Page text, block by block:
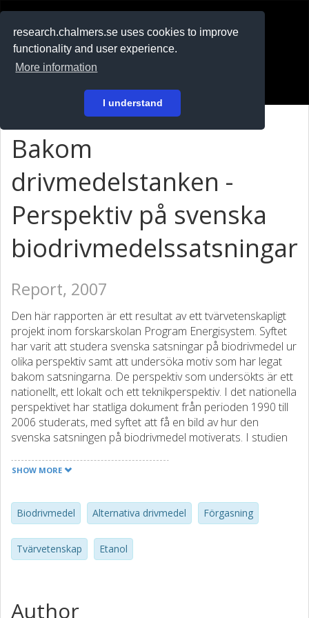
research.chalmers.se uses cookies to improve
functionality and user experience.
More information
I understand
På svenska
Bakom
drivmedelstanken -
Perspektiv på svenska
biodrivmedelssatsningar
Report, 2007
Den här rapporten är ett resultat av ett tvärvetenskapligt
projekt inom forskarskolan Program Energisystem. Syftet
har varit att studera svenska satsningar på biodrivmedel ur
olika perspektiv samt att undersöka motiv som har legat
bakom satsningarna. De perspektiv som undersökts är ett
nationellt, ett lokalt och ett teknikperspektiv. I det nationella
perspektivet har statliga dokument från perioden 1990 till
2006 studerats, med syftet att få en bild av hur den
svenska satsningen på biodrivmedel motiverats. I studien
att använda biomassa till driv¬medelsframställning. Av
framfördes för drivmedelssatsningen var jordbrukspolitiska
överväganden, försörjningstrygghet och klimatnytta. Flera
gånger nämns att frågan om hur biomasseresurserna
används på ett så resurseffektivt sätt som möjligt borde
Linköpings övergång till biogasdrift i tätortsbussarna.
SHOW MORE
Biodrivmedel Alternativa drivmedel Förgasning
Tvärvetenskap Etanol
Author